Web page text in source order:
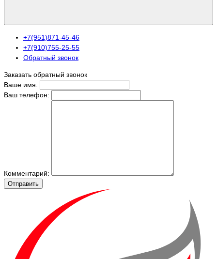
+7(951)871-45-46
+7(910)755-25-55
Обратный звонок
Заказать обратный звонок
Ваше имя:
Ваш телефон:
Комментарий:
Отправить